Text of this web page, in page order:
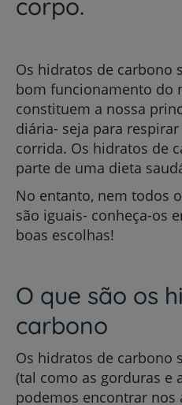
corpo.
Os hidratos de carbono
bom funcionamento do
constituem a nossa
diária- seja para
corrida. Os hidratos de
parte de uma dieta
No entanto, nem todos
são iguais- conheça-os
boas escolhas!
O que são os
carbono
Os hidratos de carbono
(tal como as gorduras e
podemos encontrar